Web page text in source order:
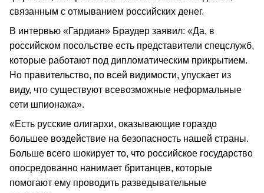
связанным с отмыванием российских денег.
В интервью «Гардиан» Браудер заявил: «Да, в
российском посольстве есть представители спецслужб,
которые работают под дипломатическим прикрытием.
Но правительство, по всей видимости, упускает из
виду, что существуют всевозможные неформальные
сети шпионажа».
«Есть русские олигархи, оказывающие гораздо
большее воздействие на безопасность нашей страны.
Больше всего шокирует то, что российское государство
опосредованно нанимает британцев, которые
помогают ему проводить разведывательные